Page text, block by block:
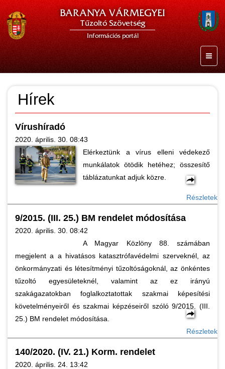
BARANYA VÁRMEGYEI
Tűzoltó Szövetség
Információs portál
Hírek
Vírushíradó
2020. április. 30. 08:43
Elérkeztünk a vírus elleni védekező
munkálatok ötödik hetéhez; összesítő
táblázatunkat adjuk közre.
Részletek
9/2015. (III. 25.) BM rendelet módosítása
2020. április. 30. 08:42
A Magyar Közlöny 88. számában
megjelent a a hivatásos katasztrófavédelmi szerveknél, az
önkormányzati és létesítményi tűzoltóságoknál, az önkéntes
tűzoltó egyesületeknél, valamint az ez irányú
szakágazatokban foglalkoztatottak szakmai képesítési
követelményeiről és szakmai képzéseiről szóló 9/2015. (III.
25.) BM rendelet módosítása.
Részletek
140/2020. (IV. 21.) Korm. rendelet
2020. április. 24. 13:42